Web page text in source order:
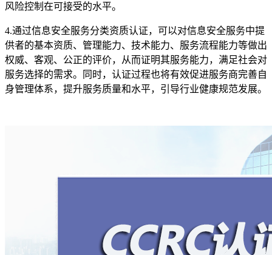
风险控制在可接受的水平。
4.通过信息安全服务分类资质认证，可以对信息安全服务中提
供者的基本资质、管理能力、技术能力、服务流程能力等做出
权威、客观、公正的评价，从而证明其服务能力，满足社会对
服务选择的需求。同时，认证过程也将有效促进服务商完善自
身管理体系，提升服务质量和水平，引导行业健康规范发展。